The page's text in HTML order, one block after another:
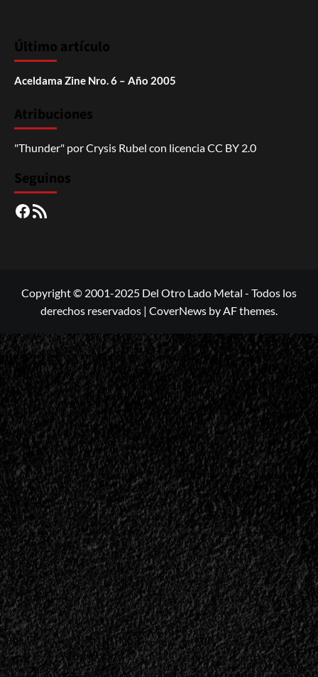
Último artículo
Aceldama Zine Nro. 6 – Año 2005
Atribuciones
"Thunder" porCrysis Rubel con licenciaCC BY 2.0
Seguinos
Facebook
RSS
Copyright © 2001-2025 Del Otro Lado Metal - Todos los
derechos reservados | CoverNews by AF themes.